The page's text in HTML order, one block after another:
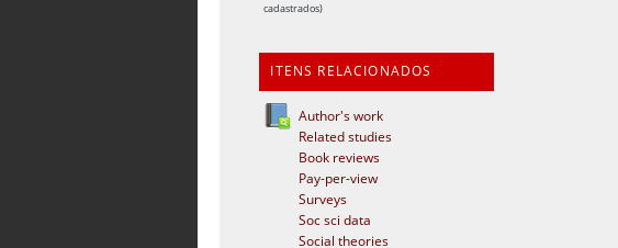
cadastrados)
ITENS RELACIONADOS
Author's work
Related studies
Book reviews
Pay-per-view
Surveys
Soc sci data
Social theories